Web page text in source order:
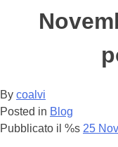
By coalvi
Posted in Blog
Pubblicato il %s 25